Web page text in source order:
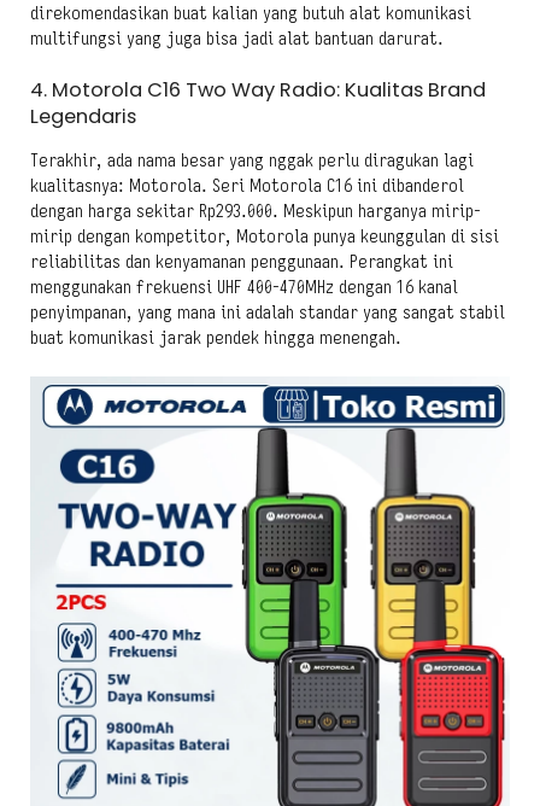
direkomendasikan buat kalian yang butuh alat komunikasi
multifungsi yang juga bisa jadi alat bantuan darurat.
4. Motorola C16 Two Way Radio: Kualitas Brand
Legendaris
Terakhir, ada nama besar yang nggak perlu diragukan lagi
kualitasnya: Motorola. Seri Motorola C16 ini dibanderol
dengan harga sekitar Rp293.000. Meskipun harganya mirip-
mirip dengan kompetitor, Motorola punya keunggulan di sisi
reliabilitas dan kenyamanan penggunaan. Perangkat ini
menggunakan frekuensi UHF 400-470MHz dengan 16 kanal
penyimpanan, yang mana ini adalah standar yang sangat stabil
buat komunikasi jarak pendek hingga menengah.